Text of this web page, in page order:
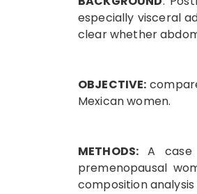
especially visceral
clear whether
OBJECTIVE:
Mexican women.
METHODS:A case
premenopausal
composition